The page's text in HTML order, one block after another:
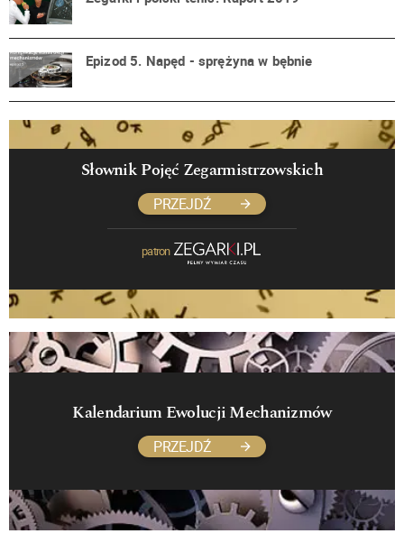
Epizod 5. Napęd - sprężyna w bębnie
Słownik Pojęć Zegarmistrzowskich
PRZEJDŹ
patron
Kalendarium Ewolucji Mechanizmów
PRZEJDŹ